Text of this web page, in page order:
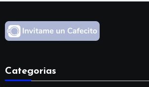
Categorias